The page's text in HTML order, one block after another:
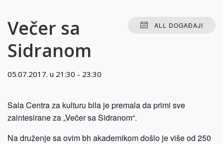
ALL DOGAĐAJI
Večer sa
Sidranom
05.07.2017. u 21:30 - 23:30
Sala Centra za kulturu bila je premala da primi sve
zaintesirane za „Večer sa Sidranom“.
Na druženje sa ovim bh akademikom došlo je više od 250